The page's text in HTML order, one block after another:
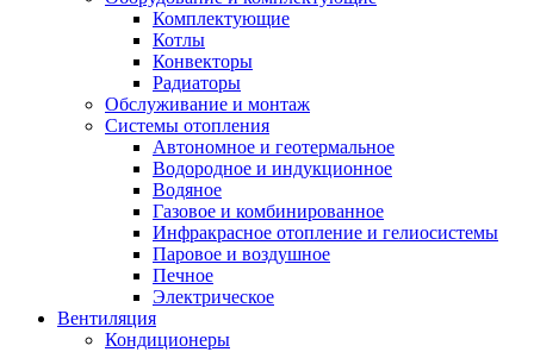
Комплектующие
Котлы
Конвекторы
Радиаторы
Обслуживание и монтаж
Системы отопления
Автономное и геотермальное
Водородное и индукционное
Водяное
Газовое и комбинированное
Инфракрасное отопление и гелиосистемы
Паровое и воздушное
Печное
Электрическое
Вентиляция
Кондиционеры